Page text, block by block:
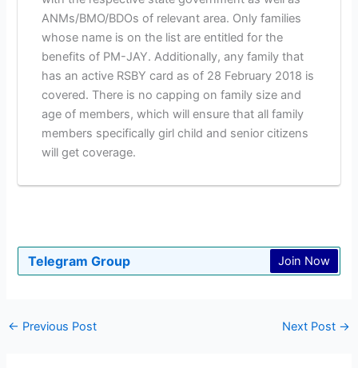
ANMs/BMO/BDOs of relevant area. Only families
whose name is on the list are entitled for the
benefits of PM-JAY. Additionally, any family that
has an active RSBY card as of 28 February 2018 is
covered. There is no capping on family size and
age of members, which will ensure that all family
members specifically girl child and senior citizens
will get coverage.
Telegram Group Join Now
← Previous Post Next Post →